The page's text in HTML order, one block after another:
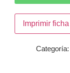
Imprimir ficha
Categoría: